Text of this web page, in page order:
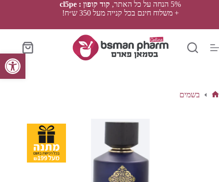
פתח סרגל נגישות
5% הנחה על כל האתר,
קוד קופון : cl5pe
+ משלוח חינם בכל קנייה מעל 350 ש״ח!
סל
הקניות
בשמים